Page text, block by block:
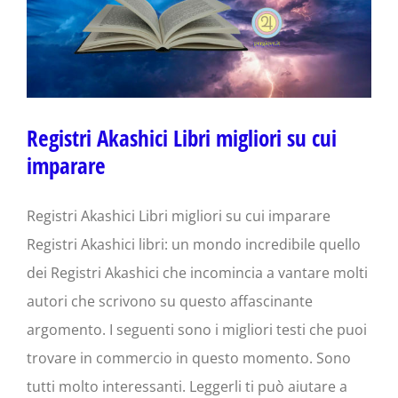
Registri Akashici Libri migliori su cui
imparare
Registri Akashici Libri migliori su cui imparare
Registri Akashici libri: un mondo incredibile quello
dei Registri Akashici che incomincia a vantare molti
autori che scrivono su questo affascinante
argomento. I seguenti sono i migliori testi che puoi
trovare in commercio in questo momento. Sono
tutti molto interessanti. Leggerli ti può aiutare a